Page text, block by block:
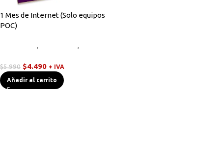
1 Mes de Internet (Solo equipos
POC)
, ,
$5.990 $4.490 + IVA
Añadir al carrito